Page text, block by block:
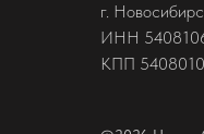
г.
ИНН
КПП